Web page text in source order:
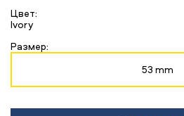
Цвет:
Ivory
Размер:
53 mm